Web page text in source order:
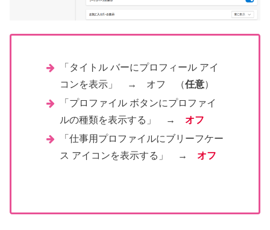
「タイトル バーにプロフィール アイ
コンを表示」 → オフ （任意）
「プロファイル ボタンにプロファイ
ルの種類を表示する」 →オフ
「仕事用プロファイルにブリーフケー
ス アイコンを表示する」 →オフ